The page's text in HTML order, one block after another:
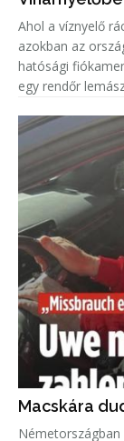
Ahol a víznyelő
azokban az
hatósági
egy rendőr
Macskára